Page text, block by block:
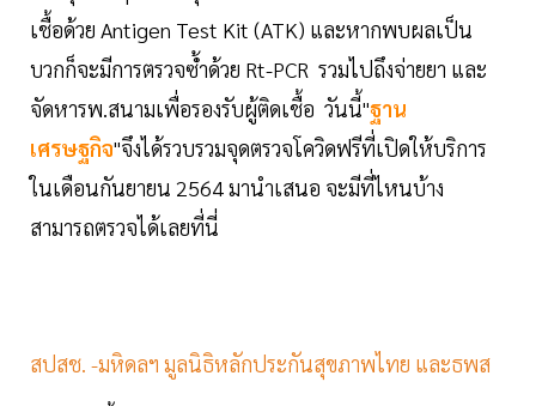
เชื้อด้วย Antigen Test Kit (ATK) และหากพบผลเป็น
บวกก็จะมีการตรวจซ้่ำด้วย Rt-PCR รวมไปถึงจ่ายยา และ
จัดหารพ.สนามเพื่อรองรับผู้ติดเชื้อ วันนี้"ฐาน
เศรษฐกิจ"จึงได้รวบรวมจุดตรวจโควิดฟรีที่เปิดให้บริการ
ในเดือนกันยายน 2564 มานำเสนอ จะมีที่ไหนบ้าง
สามารถตรวจได้เลยที่นี่
สปสช. -มหิดลฯ มูลนิธิหลักประกันสุขภาพไทย และธพส